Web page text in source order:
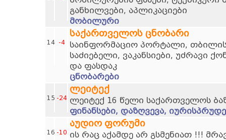
განხილვები, აპლიკაციები
მობილური
14 -4
საქართველოს ცნობარი
საინფორმაციო პორტალი,
საძიებელი, ვაკანსიები, უძრავი
და ფასდაკ
ცნობარები
15 -24
ლეიტექ
ლეიტექ 16 წელი საქართველოს
ფინანსები, დაზღვევა,
16 -10
აუდიო ფორუმი
ის რაც აქამდე არ გსმენიათ !!!